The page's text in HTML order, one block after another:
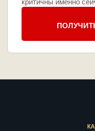
критичны именно